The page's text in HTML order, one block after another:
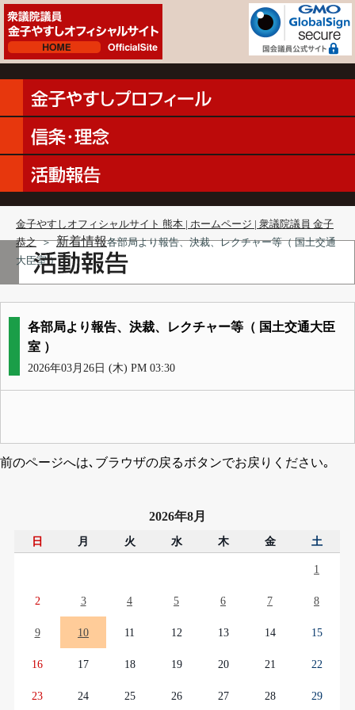
金子やすしオフィシャルサイト 熊本 | ホームページ | 衆議院議員 金子
恭之 ＞ 新着情報各部局より報告、決裁、レクチャー等（ 国土交通
大臣室 ）
各部局より報告、決裁、レクチャー等（ 国土交通大臣
室 ）
2026年03月26日 (木) PM 03:30
前のページへは､ブラウザの戻るボタンでお戻りください｡
2026年8月
日 月 火 水 木 金 土
1
2 3 4 5 6 7 8
9 10 11 12 13 14 15
16 17 18 19 20 21 22
23 24 25 26 27 28 29